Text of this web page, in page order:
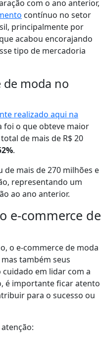
com o ano anterior,
contínuo no setor
principalmente por
acabou encorajando
tipo de mercadoria
de moda no
realizado aqui na
foi o que obteve maior
de mais de R$ 20
.
de mais de 270 milhões e
representando um
ao ano anterior.
e-commerce de
o e-commerce de moda
também seus
em lidar com a
é importante ficar atento
para o sucesso ou